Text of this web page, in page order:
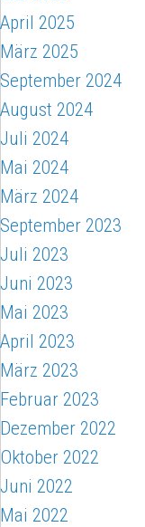
April 2025
März 2025
September 2024
August 2024
Juli 2024
Mai 2024
März 2024
September 2023
Juli 2023
Juni 2023
Mai 2023
April 2023
März 2023
Februar 2023
Dezember 2022
Oktober 2022
Juni 2022
Mai 2022